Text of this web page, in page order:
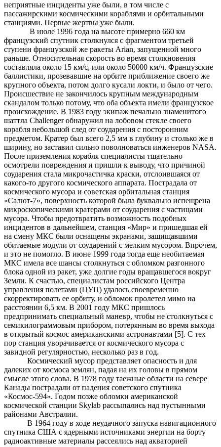
неприятные инциденты уже были, в том числе с
пассажирскими космическими кораблями и орбитальными
станциями. Первые жертвы уже были.
В июле 1996 года на высоте примерно 660 км
французский спутник столкнулся с фрагментом третьей
ступени французской же ракеты Arian, запущенной много
раньше. Относительная скорость во время столкновения
составляла около 15 км/с, или около 50000 км/ч. Французские
баллистики, прозевавшие на орбите приближение своего же
крупного объекта, потом долго кусали локти, и было от чего.
Происшествие не закончилось крупным международным
скандалом только потому, что оба объекта имели французское
происхождение. В 1983 году экипаж печально знаменитого
шаттла Challenger обнаружил на лобовом стекле своего
корабля небольшой след от соударения с посторонним
предметом. Кратер был всего 2,5 мм в глубину и столько же в
ширину, но заставил сильно поволноваться инженеров NASA.
После приземления корабля специалисты тщательно
осмотрели повреждения и пришли к выводу, что причиной
соударения стала микрочастичка краски, отслоившаяся от
какого-то другого космического аппарата. Пострадала от
космического мусора и советская орбитальная станция
«Салют-7», поверхность которой была буквально испещрена
микроскопическими кратерами от соударения с частицами
мусора. Чтобы предотвратить возможность подобных
инцидентов в дальнейшем, станция «Мир» и пришедшая ей
на смену МКС были оснащены экранами, защищавшими
обитаемые модули от соударений с мелким мусором. Впрочем,
и это не помогло. В июне 1999 года тогда еще необитаемая
МКС имела все шансы столкнуться с обломком разгонного
блока одной из ракет, уже долгие годы вращавшегося вокруг
Земли. К счастью, специалистам российского Центра
управления полетами (ЦУП) удалось своевременно
скорректировать ее орбиту, и обломок пролетел мимо на
расстоянии 6,5 км. В 2001 году МКС пришлось
предпринимать специальный маневр, чтобы не столкнуться с
семикилограммовым прибором, потерянным во время выхода
в открытый космос американскими астронавтами [5]. С тех
пор станция уворачивается от космического мусора с
завидной регулярностью, несколько раз в год.
Космический мусор представляет опасность и для
далеких от космоса землян, падая на их головы в прямом
смысле этого слова. В 1978 году таежные области на севере
Канады пострадали от падения советского спутника
«Космос-594». Годом позже обломки американской
космической станции Skylab рассыпались над пустынными
районами Австралии.
В 1964 году в ходе неудачного запуска навигационного
спутника США с ядерными источниками энергии на борту
радиоактивные материалы рассеялись над акваторией